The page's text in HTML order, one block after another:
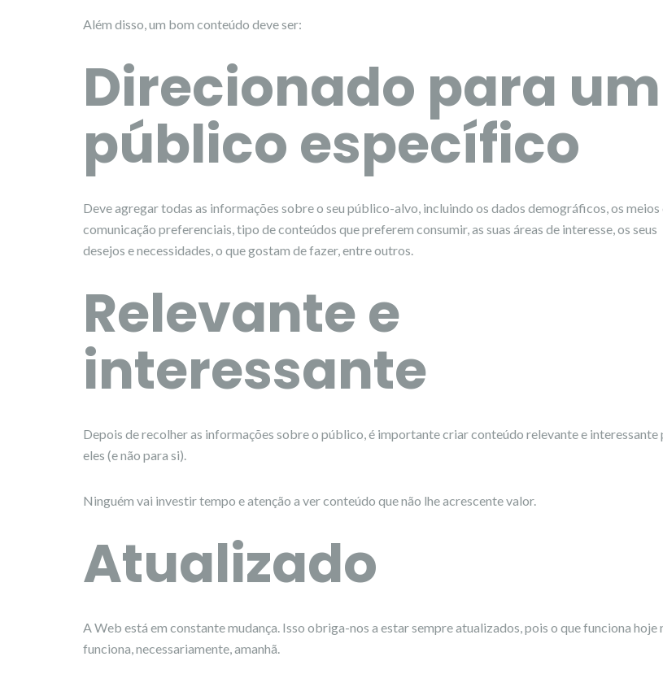
Além disso, um bom conteúdo deve ser:
Direcionado para um
público específico
Deve agregar todas as informações sobre o seu público-alvo, incluindo os dados demográficos, os meios
comunicação preferenciais, tipo de conteúdos que preferem consumir, as suas áreas de interesse, os seus
desejos e necessidades, o que gostam de fazer, entre outros.
Relevante e
interessante
Depois de recolher as informações sobre o público, é importante criar conteúdo relevante e interessante
eles (e não para si).
Ninguém vai investir tempo e atenção a ver conteúdo que não lhe acrescente valor.
Atualizado
A Web está em constante mudança. Isso obriga-nos a estar sempre atualizados, pois o que funciona hoje
funciona, necessariamente, amanhã.